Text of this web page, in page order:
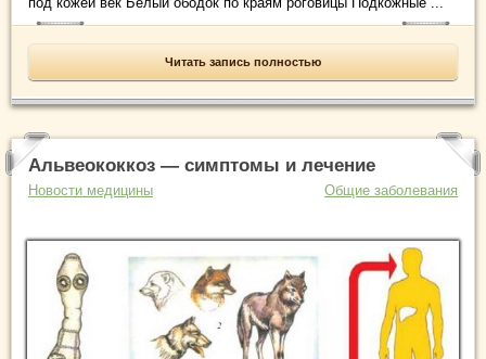
Читать запись полностью
Альвеококкоз — симптомы и лечение
Новости медицины Общие заболевания